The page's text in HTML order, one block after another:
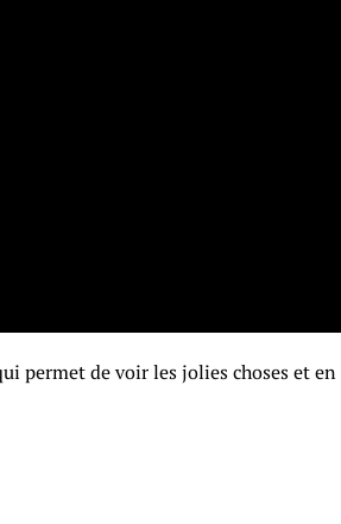
permet de voir les jolies choses et en